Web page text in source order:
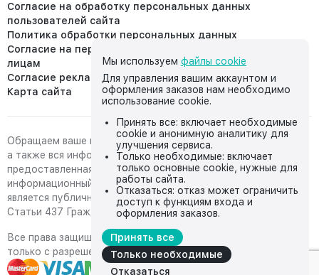
Согласие на обработку персональных данных
пользователей сайта
Политика обработки персональных данных
Согласие на передачу персональных данных третьим
лицам
Согласие реклама
Карта сайта
Обращаем ваше внимание на то, что данный интернет-сайт,
а также вся информация о товарах и ценах,
предоставленная на нём, носит исключительно
информационный характер и ни при каких условиях не
является публичной офертой, определяемой положениями
Статьи 437 Гражданского кодекса Российской Федерации.
Все права защищены, любое копирование с сайта возможно
только с разрешения владельца сайта
Мы используем файлы cookie
Для управления вашим аккаунтом и
оформления заказов нам необходимо
использование cookie.
Принять все: включает необходимые
cookie и анонимную аналитику для
улучшения сервиса.
Только необходимые: включает
только основные cookie, нужные для
работы сайта.
Отказаться: отказ может ограничить
доступ к функциям входа и
оформления заказов.
Принять все
Только необходимые
Отказаться